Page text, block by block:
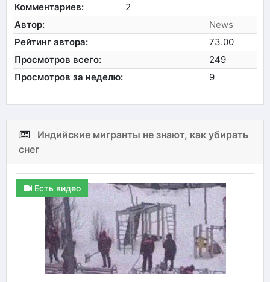
Комментариев:
2
Автор:
News
Рейтинг автора:
73.00
Просмотров всего:
249
Просмотров за неделю:
9
Индийские мигранты не знают, как убирать
снег
Есть видео